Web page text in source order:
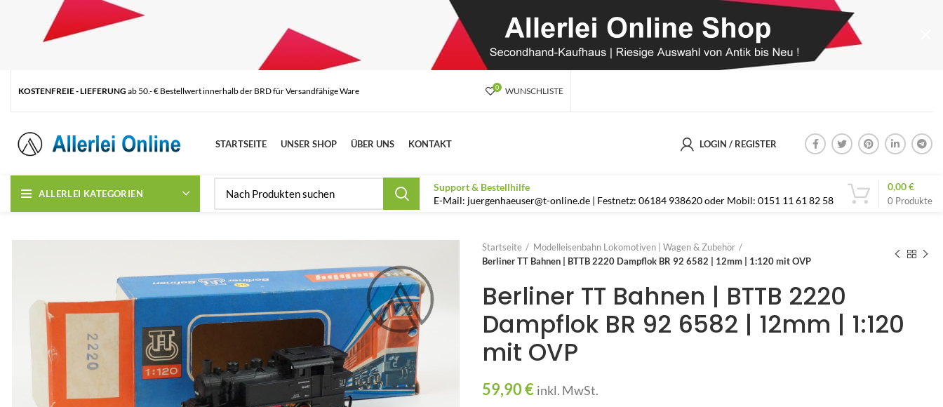
KOSTENFREIE - LIEFERUNG ab 50.- € Bestellwert innerhalb der BRD für Versandfähige Ware 0 WUNSCHLISTE
STARTSEITE UNSER SHOP ÜBER UNS KONTAKT LOGIN / REGISTER
ALLERLEI KATEGORIEN
Support & Bestellhilfe
E-Mail: juergenhaeuser@t-online.de | Festnetz: 06184 938620 oder Mobil: 0151 11 61 82 58
0 Produkte
0,00€
Startseite
Modelleisenbahn Lokomotiven | Wagen & Zubehör
Berliner TT Bahnen | BTTB 2220 Dampflok BR 92 6582 | 12mm | 1:120 mit OVP
Berliner TT Bahnen | BTTB 2220
Dampflok BR 92 6582 | 12mm | 1:120
mit OVP
59,90€ inkl. MwSt.